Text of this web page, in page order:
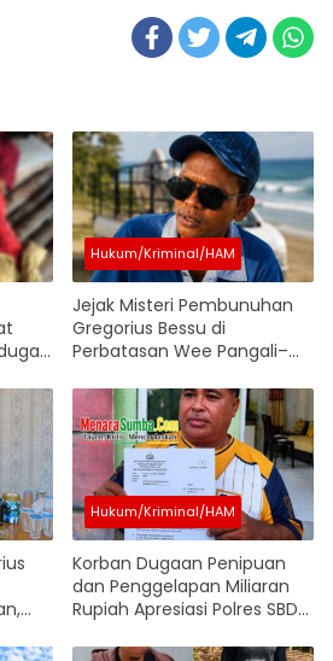
Hukum/Kriminal/HAM
Jejak Misteri Pembunuhan
Gregorius Bessu di
Perbatasan Wee Pangali–
Soal Pelaku yang Disebut
Sudah Dibantai Jadi Sorotan
Hukum/Kriminal/HAM
Korban Dugaan Penipuan
dan Penggelapan Miliaran
Rupiah Apresiasi Polres SBD
Kasus Segera Naik ke